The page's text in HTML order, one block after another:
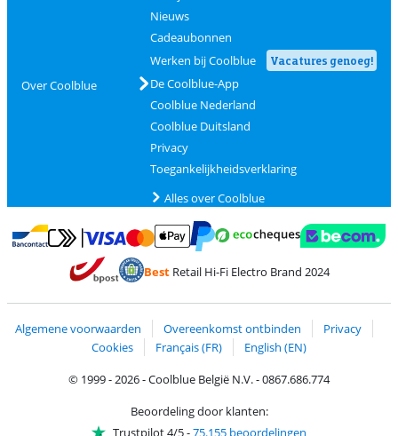
Over Coolblue
Nieuws
Cadeaubonnen
Werken bij Coolblue
Vacatures genoeg!
De Coolblue-App
Coolblue Nederland
Coolblue Duitsland
Privacy
Toegankelijkheidsverklaring
Alles over Coolblue
Betalen met Bancontact
Betalen met MasterCard en Visa via ClickToPay
Betalen met PayPal
BestRetail Hi-Fi Electro Brand 2024
Algemene voorwaarden Overeenkomst ontbinden
Privacy
Cookies
Français (FR)
English (EN)
© 1999 - 2026 - Coolblue België N.V. - 0867.686.774
Beoordeling door klanten:
Trustpilot 4/5-75.155 beoordelingen